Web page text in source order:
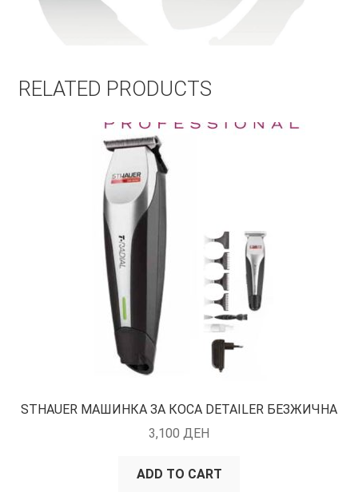
RELATED PRODUCTS
STHAUER МАШИНКА ЗА КОСА DETAILER БЕЗЖИЧНА
3,100 ДЕН
ADD TO CART